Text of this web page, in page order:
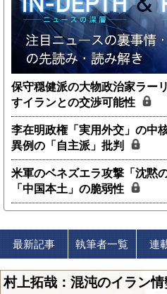
保守穏健派の大物政治家ラー
すイランとの交渉可能性
李在明政権「実用外交」の中
異例の「自主派」批判
米軍のベネズエラ攻撃「沈黙
「中国本土」の脆弱性
最新記事 執筆者一覧 連
村上拓哉：混沌のイラン情